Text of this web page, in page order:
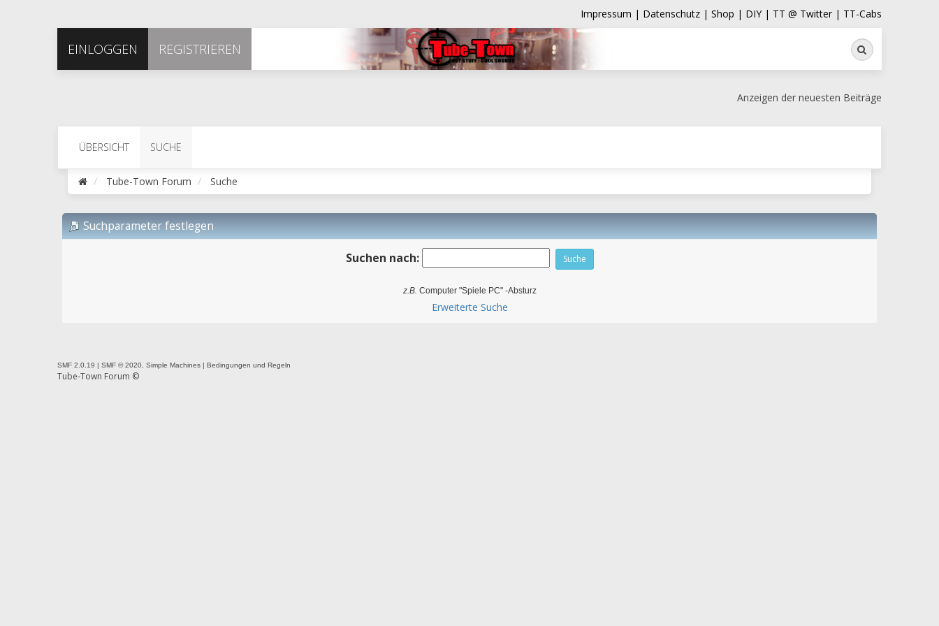
Impressum | Datenschutz | Shop | DIY | TT @ Twitter | TT-Cabs
EINLOGGEN REGISTRIEREN Suche
Anzeigen der neuesten Beiträge
ÜBERSICHT SUCHE
Tube-Town Forum Suche
Suchparameter festlegen
Suchen nach:
z.B. Computer "Spiele PC" -Absturz
Erweiterte Suche
SMF 2.0.19 |SMF © 2020 ,Simple Machines |Bedingungen und Regeln
Tube-Town Forum ©